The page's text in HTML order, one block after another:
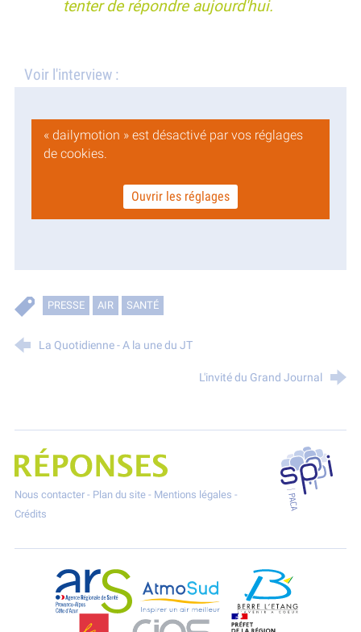
tenter de répondre aujourd'hui.
Voir l'interview :
« dailymotion » est désactivé par vos réglages
de cookies.
Ouvrir les réglages
PRESSE AIR SANTÉ
La Quotidienne - A la une du JT
L'invité du Grand Journal
Projet Réponses - Réduire les POllutioNs en Santé Environnement
Nous contacter- Plan du site- Mentions légales -
Crédits
SPPPI
ARS Paca AtmoSud Berre l'Etang
CIAS